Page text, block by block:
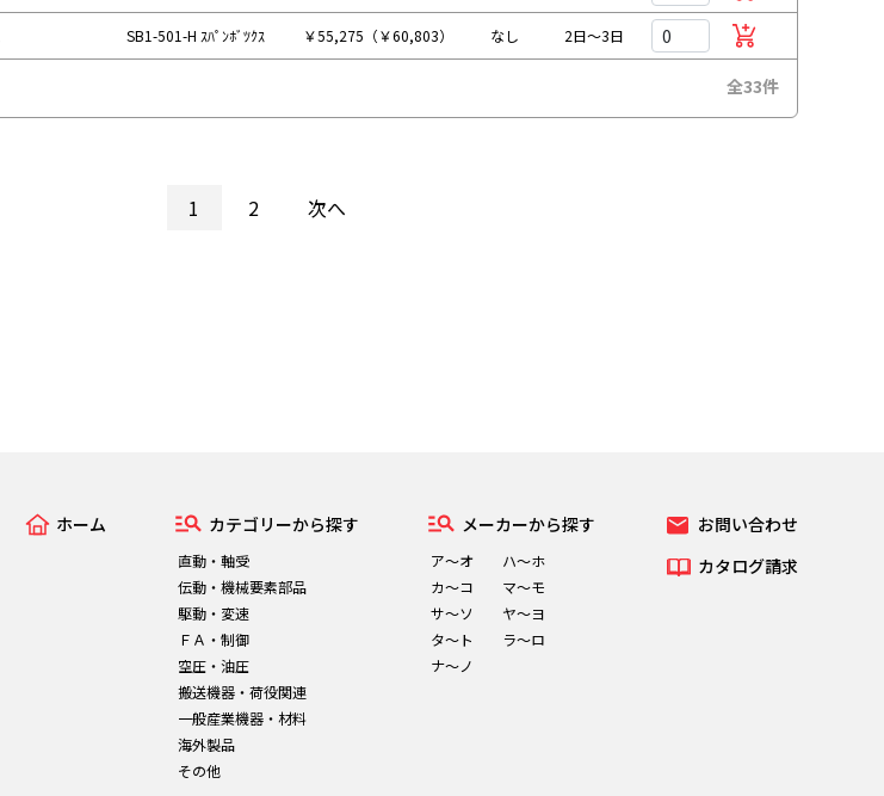
SB1-501-H ｽﾊﾟﾝﾎﾞﾂｸｽ ￥55,275（￥60,803） なし 2日～3日
全33件
1 2 次へ
ホーム カテゴリーから探す
直動・軸受
伝動・機械要素部品
駆動・変速
ＦＡ・制御
空圧・油圧
搬送機器・荷役関連
一般産業機器・材料
海外製品
その他
メーカーから探す
ア～オ
カ～コ
サ～ソ
タ～ト
ナ～ノ
ハ～ホ
マ～モ
ヤ～ヨ
ラ～ロ
お問い合わせ
カタログ請求